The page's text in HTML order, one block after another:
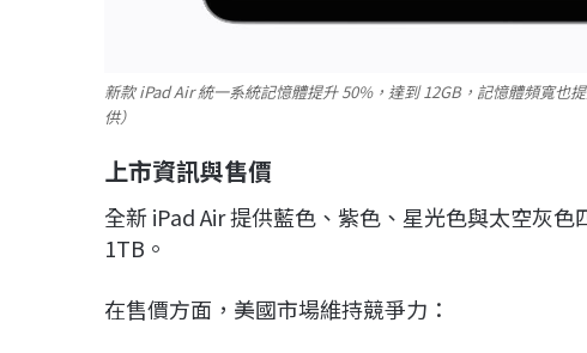
新款 iPad Air 統一系統記憶體提升 50%，達到 12GB，記憶體頻寬也
供）
上市資訊與售價
全新 iPad Air 提供藍色、紫色、星光色與太空灰
1TB。
在售價方面，美國市場維持競爭力：